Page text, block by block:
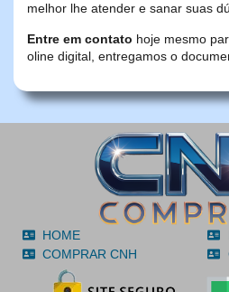
melhor lhe atender e sanar suas
Entre em contato hoje mesmo
oline digital, entregamos o
HOME
COMPRAR CNH